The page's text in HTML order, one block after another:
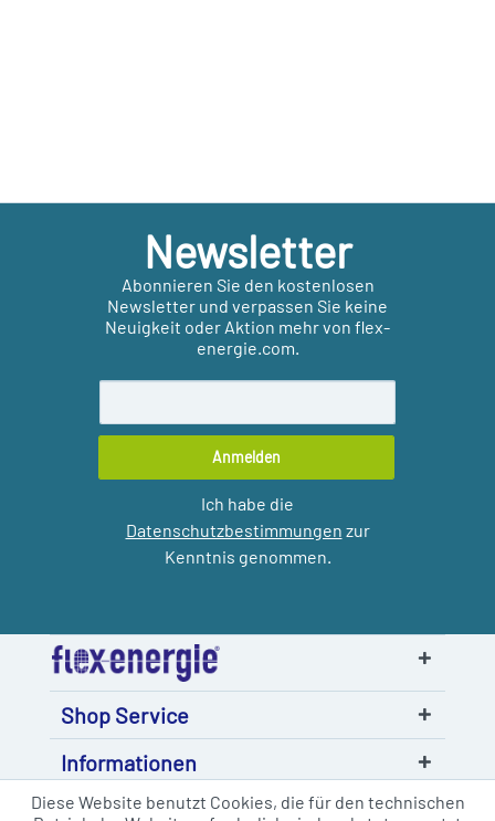
Newsletter
Abonnieren Sie den kostenlosen
Newsletter und verpassen Sie keine
Neuigkeit oder Aktion mehr von flex-
energie.com.
Anmelden
Ich habe die
Datenschutzbestimmungen zur
Kenntnis genommen.
Shop Service
Informationen
Diese Website benutzt Cookies, die für den technischen